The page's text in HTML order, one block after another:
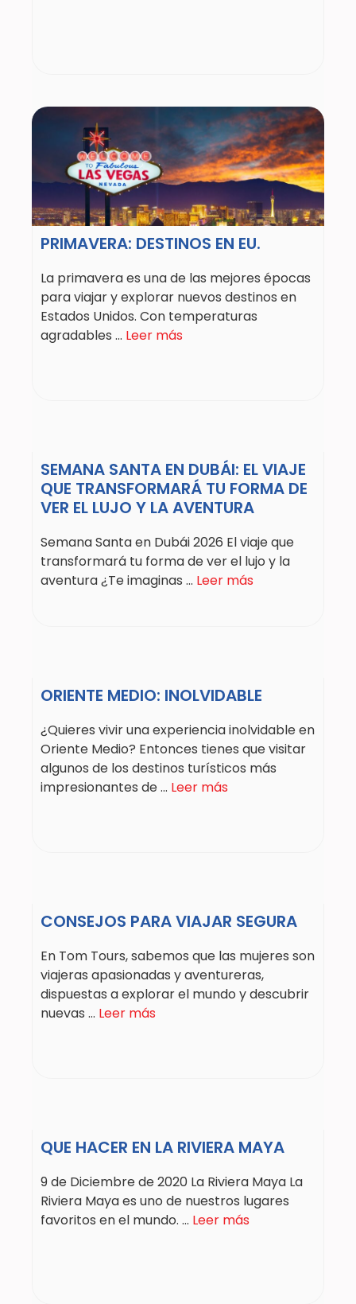
PRIMAVERA: DESTINOS EN EU.
La primavera es una de las mejores épocas
para viajar y explorar nuevos destinos en
Estados Unidos. Con temperaturas
agradables ... Leer más
SEMANA SANTA EN DUBÁI: EL VIAJE
QUE TRANSFORMARÁ TU FORMA DE
VER EL LUJO Y LA AVENTURA
Semana Santa en Dubái 2026 El viaje que
transformará tu forma de ver el lujo y la
aventura ¿Te imaginas ... Leer más
ORIENTE MEDIO: INOLVIDABLE
¿Quieres vivir una experiencia inolvidable en
Oriente Medio? Entonces tienes que visitar
algunos de los destinos turísticos más
impresionantes de ... Leer más
CONSEJOS PARA VIAJAR SEGURA
En Tom Tours, sabemos que las mujeres son
viajeras apasionadas y aventureras,
dispuestas a explorar el mundo y descubrir
nuevas ... Leer más
QUE HACER EN LA RIVIERA MAYA
9 de Diciembre de 2020 La Riviera Maya La
Riviera Maya es uno de nuestros lugares
favoritos en el mundo. ... Leer más